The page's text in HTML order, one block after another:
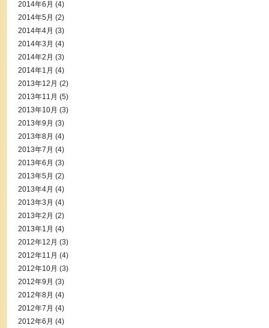
2014年6月 (4)
2014年5月 (2)
2014年4月 (3)
2014年3月 (4)
2014年2月 (3)
2014年1月 (4)
2013年12月 (2)
2013年11月 (5)
2013年10月 (3)
2013年9月 (3)
2013年8月 (4)
2013年7月 (4)
2013年6月 (3)
2013年5月 (2)
2013年4月 (4)
2013年3月 (4)
2013年2月 (2)
2013年1月 (4)
2012年12月 (3)
2012年11月 (4)
2012年10月 (3)
2012年9月 (3)
2012年8月 (4)
2012年7月 (4)
2012年6月 (4)